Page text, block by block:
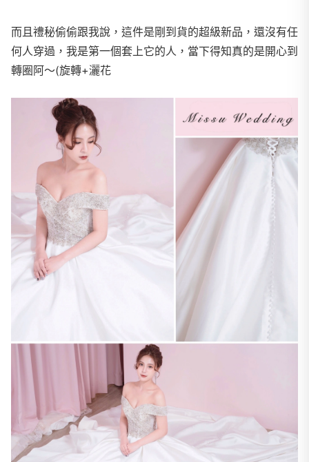
而且禮秘偷偷跟我說，這件是剛到貨的超級新品，還沒有任
何人穿過，我是第一個套上它的人，當下得知真的是開心到
轉圈阿～(旋轉+灑花